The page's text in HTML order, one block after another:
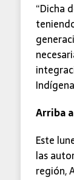
“Dicha
Arriba
Este
las
región,